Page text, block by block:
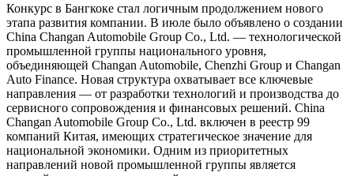
Конкурс в Бангкоке стал логичным продолжением нового
этапа развития компании. В июле было объявлено о создании
China Changan Automobile Group Co., Ltd. — технологической
промышленной группы национального уровня,
объединяющей Changan Automobile, Chenzhi Group и Changan
Auto Finance. Новая структура охватывает все ключевые
направления — от разработки технологий и производства до
сервисного сопровождения и финансовых решений. China
Changan Automobile Group Co., Ltd. включен в реестр 99
компаний Китая, имеющих стратегическое значение для
национальной экономики. Одним из приоритетных
направлений новой промышленной группы является